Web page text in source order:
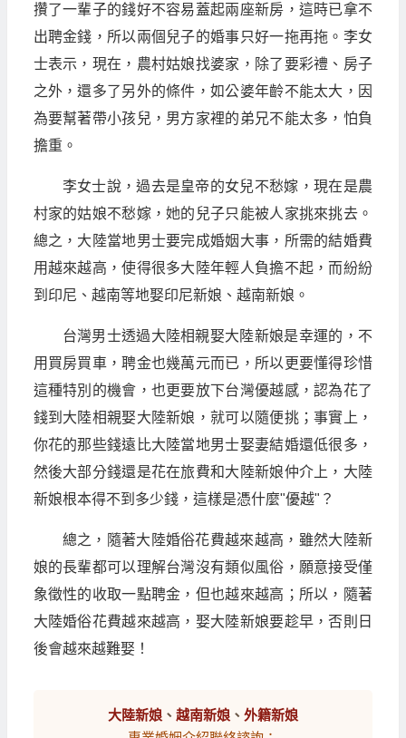
攢了一輩子的錢好不容易蓋起兩座新房，這時已拿不
出聘金錢，所以兩個兒子的婚事只好一拖再拖。李女
士表示，現在，農村姑娘找婆家，除了要彩禮、房子
之外，還多了另外的條件，如公婆年齡不能太大，因
為要幫著帶小孩兒，男方家裡的弟兄不能太多，怕負
擔重。
李女士說，過去是皇帝的女兒不愁嫁，現在是農
村家的姑娘不愁嫁，她的兒子只能被人家挑來挑去。
總之，大陸當地男士要完成婚姻大事，所需的結婚費
用越來越高，使得很多大陸年輕人負擔不起，而紛紛
到印尼、越南等地娶印尼新娘、越南新娘。
台灣男士透過大陸相親娶大陸新娘是幸運的，不
用買房買車，聘金也幾萬元而已，所以更要懂得珍惜
這種特別的機會，也更要放下台灣優越感，認為花了
錢到大陸相親娶大陸新娘，就可以隨便挑；事實上，
你花的那些錢遠比大陸當地男士娶妻結婚還低很多，
然後大部分錢還是花在旅費和大陸新娘仲介上，大陸
新娘根本得不到多少錢，這樣是憑什麼"優越"？
總之，隨著大陸婚俗花費越來越高，雖然大陸新
娘的長輩都可以理解台灣沒有類似風俗，願意接受僅
象徵性的收取一點聘金，但也越來越高；所以，隨著
大陸婚俗花費越來越高，娶大陸新娘要趁早，否則日
後會越來越難娶！
大陸新娘、 越南新娘、 外籍新娘